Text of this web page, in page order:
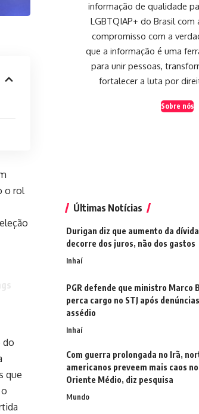
o rol
do
que
informação de qualidade
LGBTQIAP+ do Brasil com
compromisso com a
que a informação é uma
para unir pessoas,
fortalecer a luta por
Sobre nós
Últimas Notícias
Durigan diz que aumento da dívida
decorre dos juros, não dos gastos
Inhaí
PGR defende que ministro Marco
perca cargo no STJ após
assédio
Inhaí
Com guerra prolongada no Irã,
americanos preveem mais caos no
Oriente Médio, diz pesquisa
Mundo